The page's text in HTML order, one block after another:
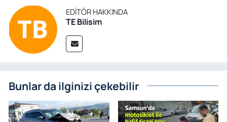
EDITÖR HAKKINDA
TE Bilisim
Bunlar da ilginizi çekebilir